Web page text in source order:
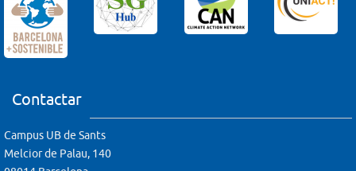
Contactar
Campus UB de Sants
Melcior de Palau, 140